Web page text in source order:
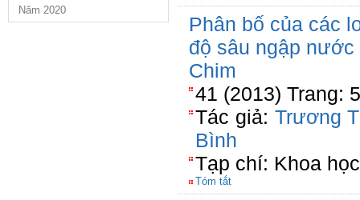
Năm 2020
Phân bố của các
độ sâu ngập
Chim
41 (2013) Trang:
Tác giả: Trương
Bình
Tạp chí: Khoa
Tóm tắt